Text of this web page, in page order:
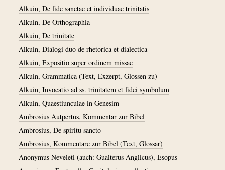
Alkuin, De fide sanctae et individuae trinitatis
Alkuin, De Orthographia
Alkuin, De trinitate
Alkuin, Dialogi duo de rhetorica et dialectica
Alkuin, Expositio super ordinem missae
Alkuin, Grammatica (Text, Exzerpt, Glossen zu)
Alkuin, Invocatio ad ss. trinitatem et fidei symbolum
Alkuin, Quaestiunculae in Genesim
Ambrosius Autpertus, Kommentar zur Bibel
Ambrosius, De spiritu sancto
Ambrosius, Kommentare zur Bibel (Text, Glossar)
Anonymus Neveleti (auch: Gualterus Anglicus), Esopus